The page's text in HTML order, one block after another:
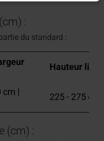
:
du standard :
Hauteur
cm |
225 - 275 cm
(cm) :